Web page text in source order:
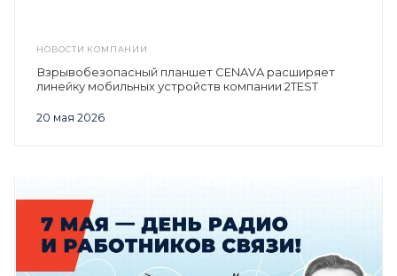
НОВОСТИ КОМПАНИИ
20 мая 2026
Взрывобезопасный планшет CENAVA расширяет
линейку мобильных устройств компании 2TEST